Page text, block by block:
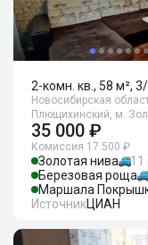
2-комн. кв., 58 м²,
Новосибирская
Плющихинский, м.
35 000 ₽
Комиссия 17 500 ₽
Золотая нива
11
Березовая роща
Маршала
ИсточникЦИАН